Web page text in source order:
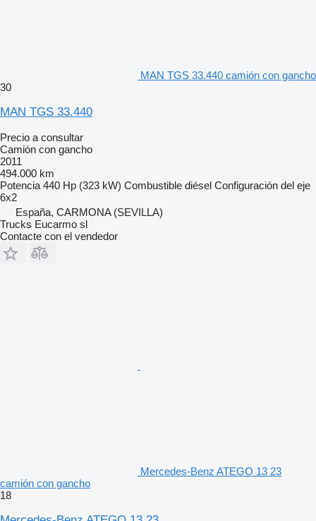
MAN TGS 33.440 camión con gancho
30
MAN TGS 33.440
Precio a consultar
Camión con gancho
2011
494.000 km
Potencia 440 Hp (323 kW) Combustible diésel Configuración del eje
6x2
España, CARMONA (SEVILLA)
Trucks Eucarmo sl
Contacte con el vendedor
Mercedes-Benz ATEGO 13 23
camión con gancho
18